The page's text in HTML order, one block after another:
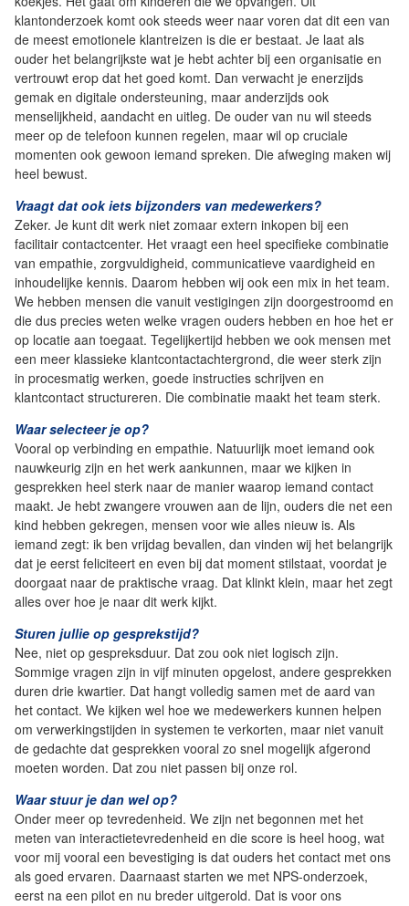
klantonderzoek komt ook steeds weer naar voren dat dit een van
de meest emotionele klantreizen is die er bestaat. Je laat als
ouder het belangrijkste wat je hebt achter bij een organisatie en
vertrouwt erop dat het goed komt. Dan verwacht je enerzijds
gemak en digitale ondersteuning, maar anderzijds ook
menselijkheid, aandacht en uitleg. De ouder van nu wil steeds
meer op de telefoon kunnen regelen, maar wil op cruciale
momenten ook gewoon iemand spreken. Die afweging maken wij
heel bewust.
Vraagt dat ook iets bijzonders van medewerkers?
Zeker. Je kunt dit werk niet zomaar extern inkopen bij een
facilitair contactcenter. Het vraagt een heel specifieke combinatie
van empathie, zorgvuldigheid, communicatieve vaardigheid en
inhoudelijke kennis. Daarom hebben wij ook een mix in het team.
We hebben mensen die vanuit vestigingen zijn doorgestroomd en
die dus precies weten welke vragen ouders hebben en hoe het er
op locatie aan toegaat. Tegelijkertijd hebben we ook mensen met
een meer klassieke klantcontactachtergrond, die weer sterk zijn
in procesmatig werken, goede instructies schrijven en
klantcontact structureren. Die combinatie maakt het team sterk.
Waar selecteer je op?
Vooral op verbinding en empathie. Natuurlijk moet iemand ook
nauwkeurig zijn en het werk aankunnen, maar we kijken in
gesprekken heel sterk naar de manier waarop iemand contact
maakt. Je hebt zwangere vrouwen aan de lijn, ouders die net een
kind hebben gekregen, mensen voor wie alles nieuw is. Als
iemand zegt: ik ben vrijdag bevallen, dan vinden wij het belangrijk
dat je eerst feliciteert en even bij dat moment stilstaat, voordat je
doorgaat naar de praktische vraag. Dat klinkt klein, maar het zegt
alles over hoe je naar dit werk kijkt.
Sturen jullie op gesprekstijd?
Nee, niet op gespreksduur. Dat zou ook niet logisch zijn.
Sommige vragen zijn in vijf minuten opgelost, andere gesprekken
duren drie kwartier. Dat hangt volledig samen met de aard van
het contact. We kijken wel hoe we medewerkers kunnen helpen
om verwerkingstijden in systemen te verkorten, maar niet vanuit
de gedachte dat gesprekken vooral zo snel mogelijk afgerond
moeten worden. Dat zou niet passen bij onze rol.
Waar stuur je dan wel op?
Onder meer op tevredenheid. We zijn net begonnen met het
meten van interactietevredenheid en die score is heel hoog, wat
voor mij vooral een bevestiging is dat ouders het contact met ons
als goed ervaren. Daarnaast starten we met NPS-onderzoek,
eerst na een pilot en nu breder uitgerold. Dat is voor ons